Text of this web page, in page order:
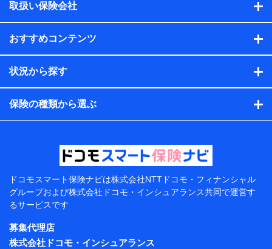
ル内容や送信履歴の情報及び保険の更改案内等を提供し
保険契約情報
当社または株式会社NTTドコモ・フィナンシャルグルー
プが取得し、又は保有する保険契約に関する情報。例と
して、保険契約者及び被保険者の氏名、住所、生年月
日、性別、保険契約者と被保険者の関係、保険加入の目
的、保険商品の内容、保険料、保険料のお支払方法、車
のメーカーや走行距離などの情報、建物の構造や築年数
などの情報、ペットの種類や年齢などの情報などが含ま
提供当事者から受領当事者が個人データを取得する方法
電子的・電磁的方法等
【共同して利用する者の範囲】
当社
株式会社NTTドコモ・フィナンシャルグループ
【利用目的】
取扱い保険会社
おすすめコンテンツ
状況から探す
保険の種類から選ぶ
ドコモスマート保険ナビは株式会社NTTドコモ・フィナンシャル
グループおよび株式会社ドコモ・インシュアランス共同で運営す
るサービスです
募集代理店
株式会社ドコモ・インシュアランス